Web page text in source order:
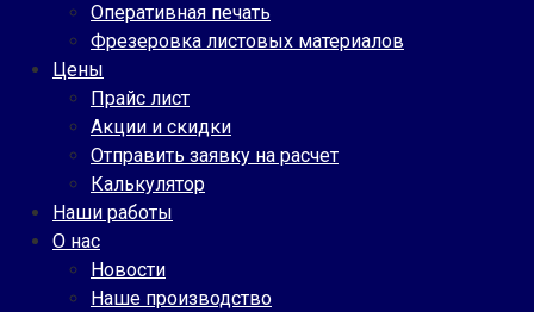
Оперативная печать
Фрезеровка листовых материалов
Цены
Прайс лист
Акции и скидки
Отправить заявку на расчет
Калькулятор
Наши работы
О нас
Новости
Наше производство